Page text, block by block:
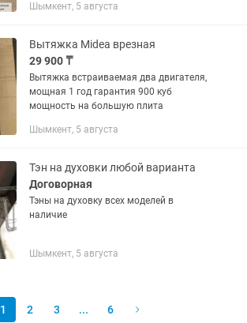
в офисе. Больше никаких очередей -
эспрессо...
Шымкент, 5 августа
Вытяжка Midea врезная
29 900 ₸
Вытяжка встраиваемая два двигателя,
мощная 1 год гарантия 900 куб
мощность на большую плита
Шымкент, 5 августа
Тэн на духовки любой варианта
Договорная
Тэны на духовку всех моделей в
наличие
Шымкент, 5 августа
1 2 3 ... 6